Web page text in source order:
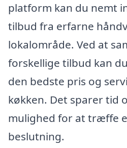
platform kan du nemt
tilbud fra erfarne
lokalområde. Ved at
forskellige tilbud kan
den bedste pris og
køkken. Det sparer tid
mulighed for at træffe
beslutning.